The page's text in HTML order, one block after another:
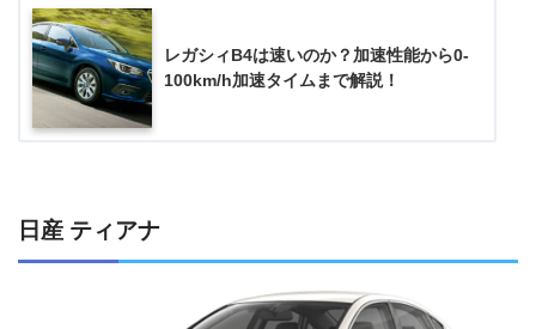
レガシィB4は速いのか？加速性能から0-
100km/h加速タイムまで解説！
日産 ティアナ